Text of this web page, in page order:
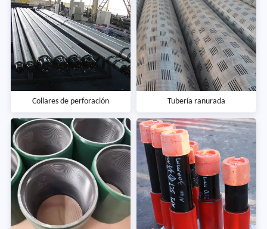
Collares de perforación Tubería ranurada